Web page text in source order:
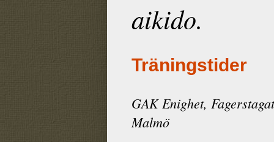
aikido.
Träningstider
GAK Enighet,
Malmö